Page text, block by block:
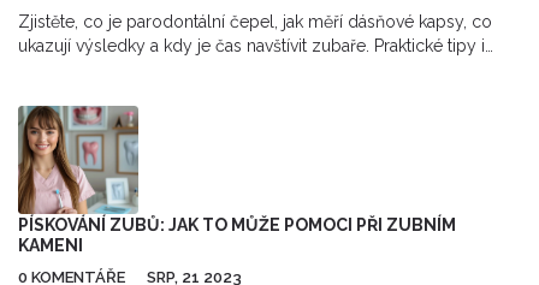
Zjistěte, co je parodontální čepel, jak měří dásňové kapsy, co
ukazují výsledky a kdy je čas navštívit zubaře. Praktické tipy i
PÍSKOVÁNÍ ZUBŮ: JAK TO MŮŽE POMOCI PŘI ZUBNÍM
KAMENI
0 KOMENTÁŘE SRP, 21 2023